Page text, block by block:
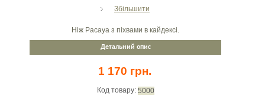
Збільшити
Ніж Pacaya з піхвами в кайдексі.
Детальний опис
1 170 грн.
Код товару: 5000